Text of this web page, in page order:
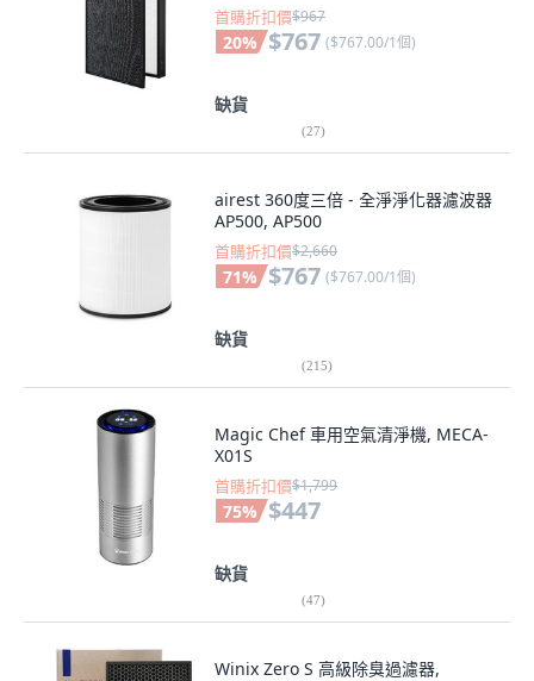
首購折扣價$967
20% $767 ($767.00/1個)
缺貨
(27)
airest 360度三倍 - 全淨淨化器濾波器
AP500, AP500
首購折扣價$2,660
71% $767 ($767.00/1個)
缺貨
(215)
Magic Chef 車用空氣清淨機, MECA-
X01S
首購折扣價$1,799
75% $447
缺貨
(47)
Winix Zero S 高級除臭過濾器,